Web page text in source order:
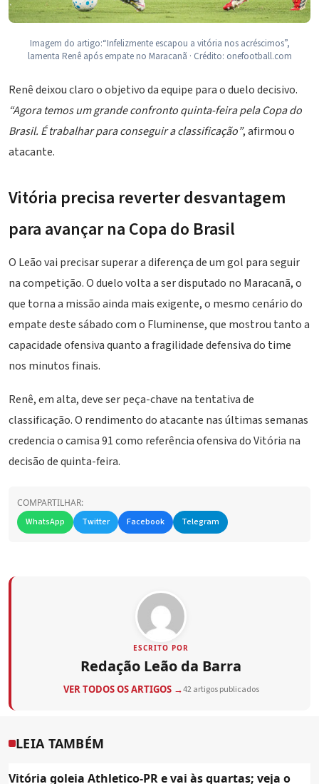
Imagem do artigo:“Infelizmente escapou a vitória nos acréscimos”,
lamenta Renê após empate no Maracanã · Crédito: onefootball.com
Renê deixou claro o objetivo da equipe para o duelo decisivo.
“Agora temos um grande confronto quinta-feira pela Copa do
Brasil. É trabalhar para conseguir a classificação”, afirmou o
atacante.
Vitória precisa reverter desvantagem
para avançar na Copa do Brasil
O Leão vai precisar superar a diferença de um gol para seguir
na competição. O duelo volta a ser disputado no Maracanã, o
que torna a missão ainda mais exigente, o mesmo cenário do
empate deste sábado com o Fluminense, que mostrou tanto a
capacidade ofensiva quanto a fragilidade defensiva do time
nos minutos finais.
Renê, em alta, deve ser peça-chave na tentativa de
classificação. O rendimento do atacante nas últimas semanas
credencia o camisa 91 como referência ofensiva do Vitória na
decisão de quinta-feira.
COMPARTILHAR:
WhatsApp
Twitter Facebook Telegram
ESCRITO POR
Redação Leão da Barra
VER TODOS OS ARTIGOS →42 artigos publicados
LEIA TAMBÉM
Vitória goleia Athletico-PR e vai às quartas; veja o